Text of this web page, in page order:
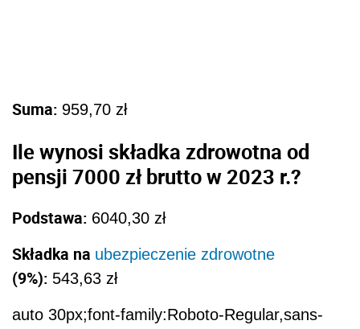
Suma: 959,70 zł
Ile wynosi składka zdrowotna od
pensji 7000 zł brutto w 2023 r.?
Podstawa: 6040,30 zł
Składka na ubezpieczenie zdrowotne
(9%): 543,63 zł
auto 30px;font-family:Roboto-Regular,sans-